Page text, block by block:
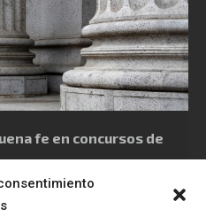
fe en concursos de